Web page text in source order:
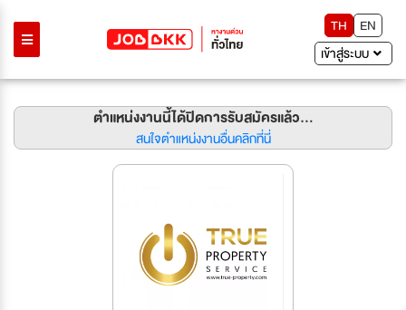
TH
EN
เข้าสู่ระบบ
ตำแหน่งงานนี้ได้ปิดการรับสมัครแล้ว...
สนใจตำแหน่งงานอื่นคลิกที่นี่